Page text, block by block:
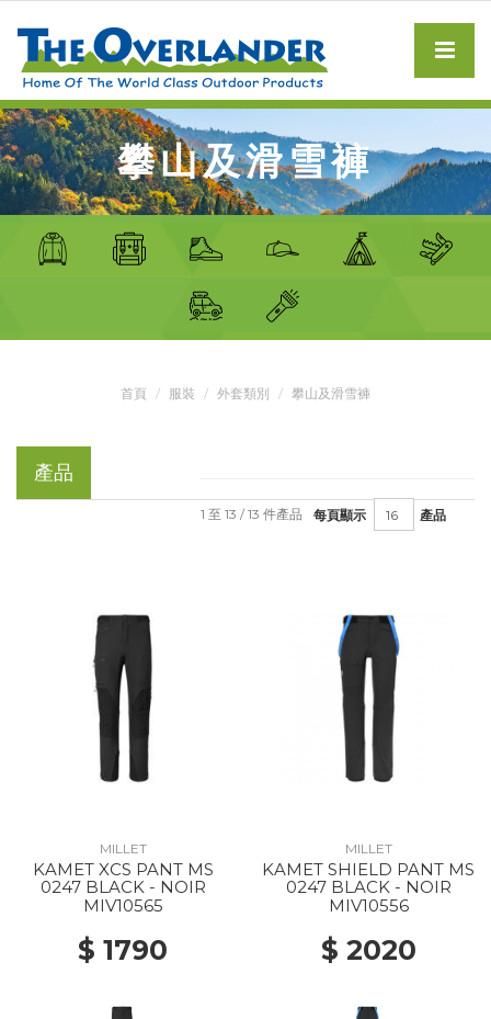
攀山及滑雪褲
首頁 服裝 外套類別 攀山及滑雪褲
產品
每頁顯示 產品
1 至 13 / 13 件產品
MILLET
KAMET XCS PANT MS
0247 BLACK - NOIR
MIV10565
$ 1790
MILLET
KAMET SHIELD PANT MS
0247 BLACK - NOIR
MIV10556
$ 2020